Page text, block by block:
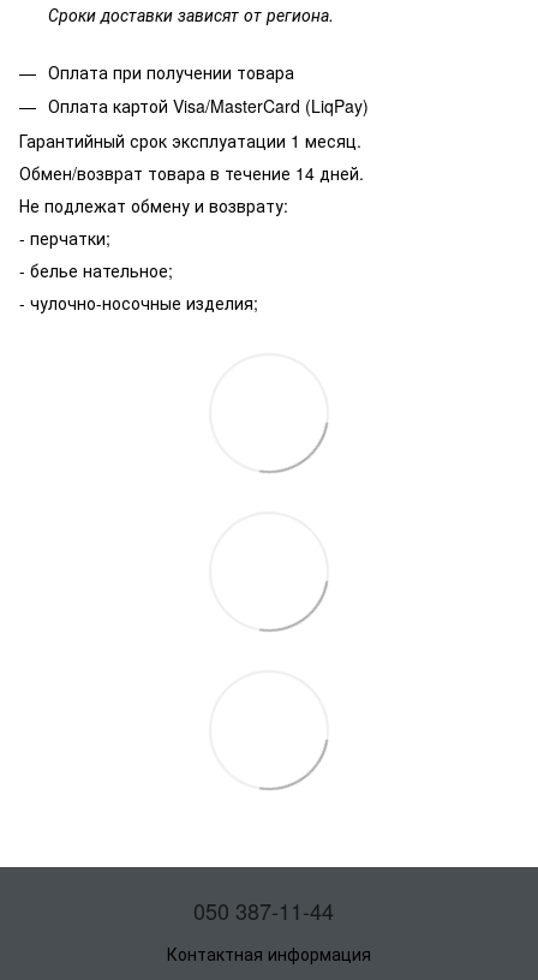
Сроки доставки зависят от региона.
Оплата при получении товара
Оплата картой Visa/MasterCard (LiqPay)
Гарантийный срок эксплуатации 1 месяц.
Обмен/возврат товара в течение 14 дней.
Не подлежат обмену и возврату:
- перчатки;
- белье нательное;
- чулочно-носочные изделия;
050 387-11-44
Контактная информация